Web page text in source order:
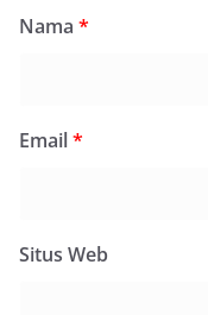
Nama *
Email*
Situs Web